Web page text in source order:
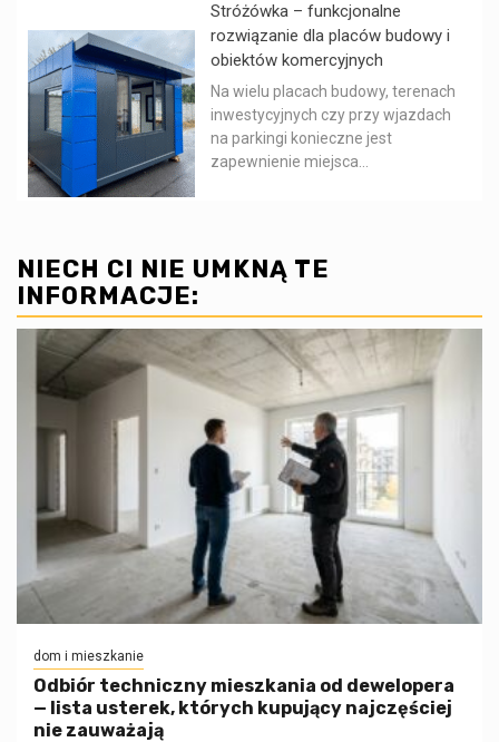
Stróżówka – funkcjonalne
rozwiązanie dla placów budowy i
obiektów komercyjnych
Na wielu placach budowy, terenach
inwestycyjnych czy przy wjazdach
na parkingi konieczne jest
zapewnienie miejsca...
NIECH CI NIE UMKNĄ TE
INFORMACJE:
dom i mieszkanie
Odbiór techniczny mieszkania od dewelopera
— lista usterek, których kupujący najczęściej
nie zauważają